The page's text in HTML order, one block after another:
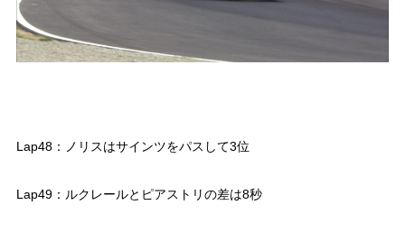
Lap48：ノリスはサインツをパスして3位
Lap49：ルクレールとピアストリの差は8秒